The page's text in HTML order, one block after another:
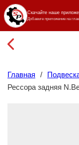
Главная /
Рессора задняя